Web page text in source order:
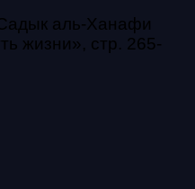
аль-Ханафи
жизни», стр. 265-